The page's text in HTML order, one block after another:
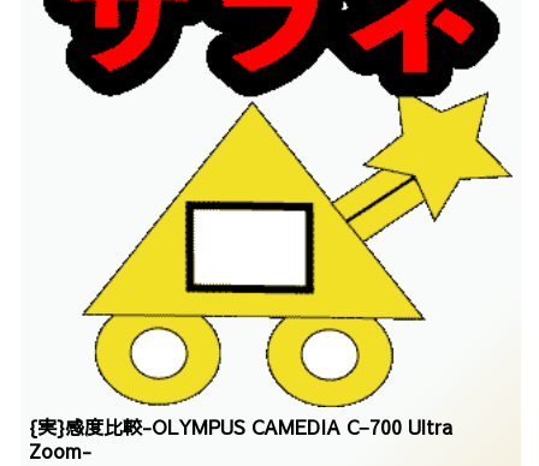
{実}感度比較-OLYMPUS CAMEDIA C−700 Ultra
Zoom-